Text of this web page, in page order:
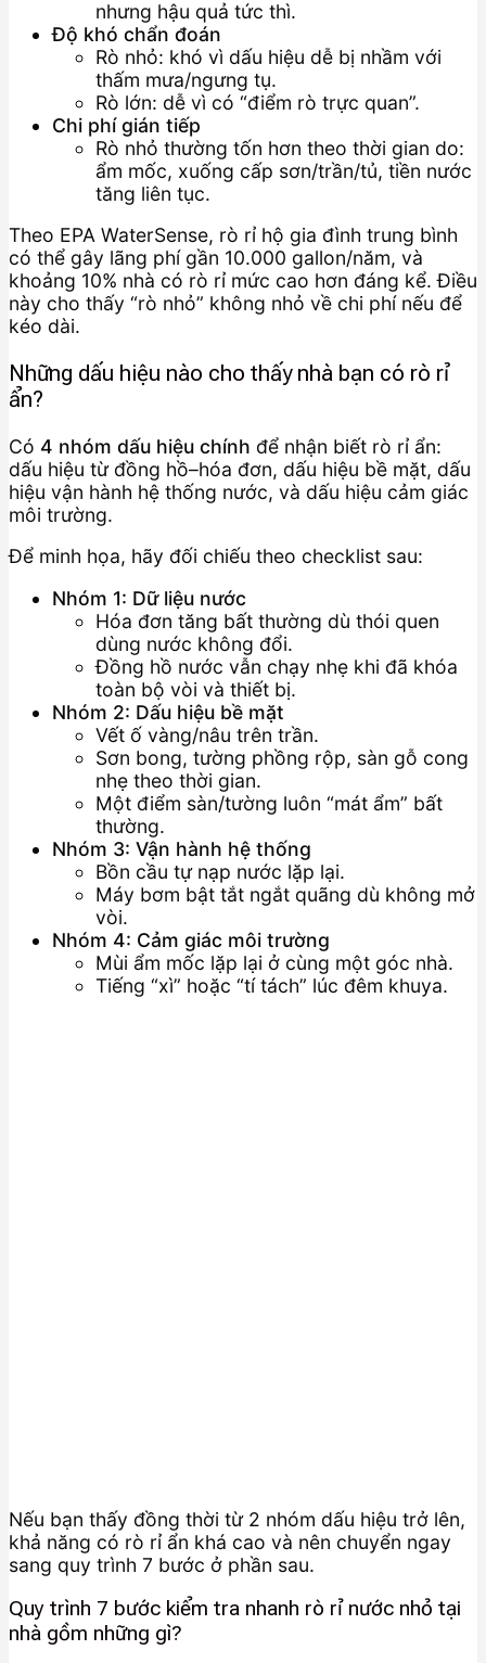
nhưng hậu quả tức thì.
Độ khó chẩn đoán
Rò nhỏ: khó vì dấu hiệu dễ bị nhầm với
thấm mưa/ngưng tụ.
Rò lớn: dễ vì có “điểm rò trực quan”.
Chi phí gián tiếp
Rò nhỏ thường tốn hơn theo thời gian do:
ẩm mốc, xuống cấp sơn/trần/tủ, tiền nước
tăng liên tục.
Theo EPA WaterSense, rò rỉ hộ gia đình trung bình
có thể gây lãng phí gần 10.000 gallon/năm, và
khoảng 10% nhà có rò rỉ mức cao hơn đáng kể. Điều
này cho thấy “rò nhỏ” không nhỏ về chi phí nếu để
kéo dài.
Những dấu hiệu nào cho thấy nhà bạn có rò rỉ
ẩn?
Có 4 nhóm dấu hiệu chính để nhận biết rò rỉ ẩn:
dấu hiệu từ đồng hồ–hóa đơn, dấu hiệu bề mặt, dấu
hiệu vận hành hệ thống nước, và dấu hiệu cảm giác
môi trường.
Để minh họa, hãy đối chiếu theo checklist sau:
Nhóm 1: Dữ liệu nước
Hóa đơn tăng bất thường dù thói quen
dùng nước không đổi.
Đồng hồ nước vẫn chạy nhẹ khi đã khóa
toàn bộ vòi và thiết bị.
Nhóm 2: Dấu hiệu bề mặt
Vết ố vàng/nâu trên trần.
Sơn bong, tường phồng rộp, sàn gỗ cong
nhẹ theo thời gian.
Một điểm sàn/tường luôn “mát ẩm” bất
thường.
Nhóm 3: Vận hành hệ thống
Bồn cầu tự nạp nước lặp lại.
Máy bơm bật tắt ngắt quãng dù không mở
vòi.
Nhóm 4: Cảm giác môi trường
Mùi ẩm mốc lặp lại ở cùng một góc nhà.
Tiếng “xì” hoặc “tí tách” lúc đêm khuya.
Nếu bạn thấy đồng thời từ 2 nhóm dấu hiệu trở lên,
khả năng có rò rỉ ẩn khá cao và nên chuyển ngay
sang quy trình 7 bước ở phần sau.
Quy trình 7 bước kiểm tra nhanh rò rỉ nước nhỏ tại
nhà gồm những gì?